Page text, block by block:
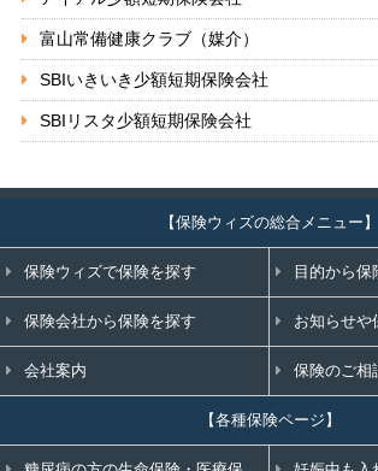
富山常備健康クラブ（媒介）
SBIいきいき少額短期保険会社
SBIリスタ少額短期保険会社
【保険ウィズの総合メニュー】
保険ウィズで保険を探す 目的から保
保険会社から保険を探す お知らせや
会社案内 保険のご相
【各種保険ページ】